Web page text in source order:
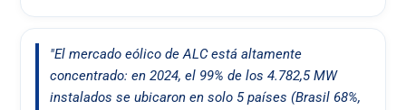
"El mercado eólico de ALC está altamente
concentrado: en 2024, el 99% de los 4.782,5 MW
instalados se ubicaron en solo 5 países (Brasil 68%,